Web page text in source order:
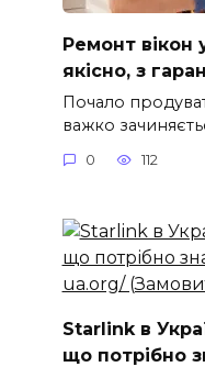
Ремонт вікон
якісно, з
Почало
важко
0 112
Starlink в
що потрібно